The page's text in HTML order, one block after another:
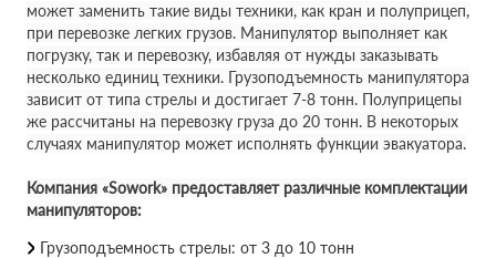
может заменить такие виды техники, как кран и полуприцеп,
при перевозке легких грузов. Манипулятор выполняет как
погрузку, так и перевозку, избавляя от нужды заказывать
несколько единиц техники. Грузоподъемность манипулятора
зависит от типа стрелы и достигает 7-8 тонн. Полуприцепы
же рассчитаны на перевозку груза до 20 тонн. В некоторых
случаях манипулятор может исполнять функции эвакуатора.
Компания «Sowork» предоставляет различные комплектации
манипуляторов:
Грузоподъемность стрелы: от 3 до 10 тонн